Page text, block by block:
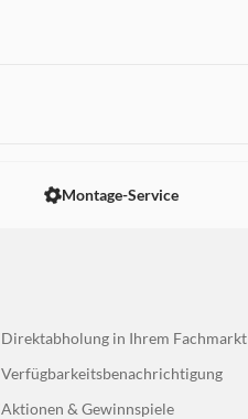
Montage-Service
Direktabholung in Ihrem Fachmarkt
Verfügbarkeitsbenachrichtigung
Aktionen & Gewinnspiele